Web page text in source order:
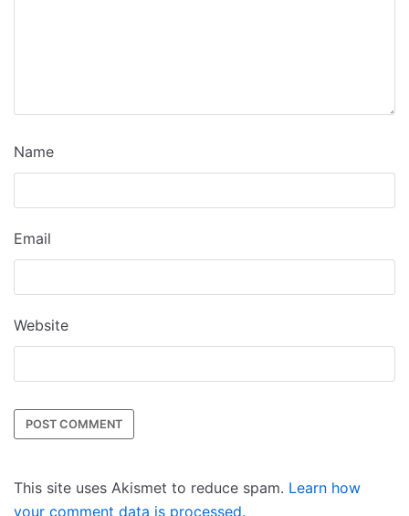
Name
Email
Website
This site uses Akismet to reduce spam. Learn how
your comment data is processed.